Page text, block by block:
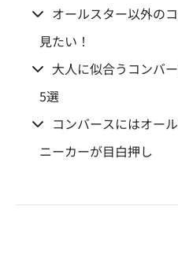
オールスター以外の
見たい！
大人に似合うコンバ
5選
コンバースにはオー
ニーカーが目白押し